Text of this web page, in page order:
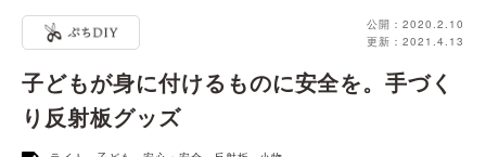
公開：2020.2.10
更新：2021.4.13
子どもが身に付けるものに安全を。手づく
り反射板グッズ